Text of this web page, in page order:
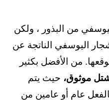
من البذور ، ولكن
اليوسفي الناتجة عن
من الأفضل بكثير
موثوق، حيث يتم
عام أو عامين من